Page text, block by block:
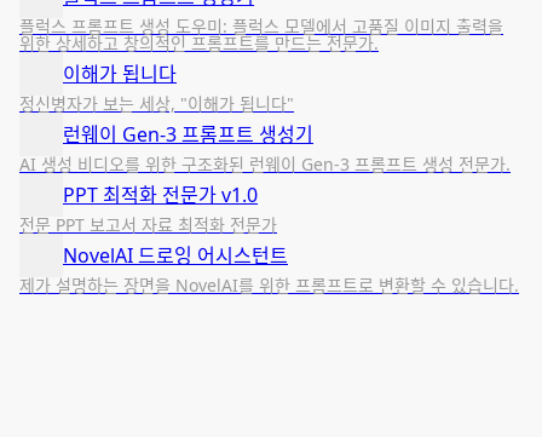
플럭스 프롬프트 생성 도우미: 플럭스 모델에서 고품질 이미지 출력을
위한 상세하고 창의적인 프롬프트를 만드는 전문가.
이해가 됩니다
정신병자가 보는 세상, "이해가 됩니다"
런웨이 Gen-3 프롬프트 생성기
AI 생성 비디오를 위한 구조화된 런웨이 Gen-3 프롬프트 생성 전문가.
PPT 최적화 전문가 v1.0
전문 PPT 보고서 자료 최적화 전문가
NovelAI 드로잉 어시스턴트
제가 설명하는 장면을 NovelAI를 위한 프롬프트로 변환할 수 있습니다.